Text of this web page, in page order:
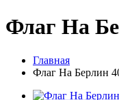
Флаг На
Главная
Флаг На Берлин